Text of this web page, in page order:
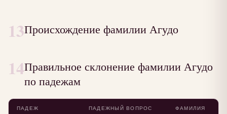
13Происхождение фамилии Агудо
14Правильное склонение фамилии Агудо
по падежам
ПАДЕЖ ПАДЕЖНЫЙ ВОПРОС ФАМИЛИЯ